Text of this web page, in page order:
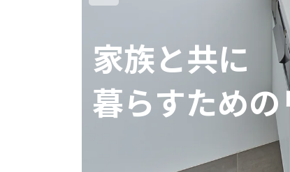
家族と共に
暮らすため
家族と共に
暮らすため
家族と共に
暮らすため